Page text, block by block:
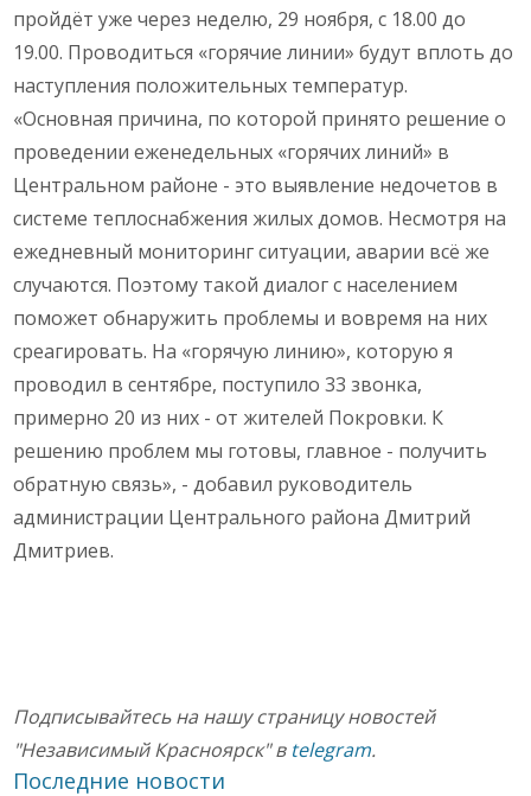
пройдёт уже через неделю, 29 ноября, с 18.00 до
19.00. Проводиться «горячие линии» будут вплоть до
наступления положительных температур.
«Основная причина, по которой принято решение о
проведении еженедельных «горячих линий» в
Центральном районе - это выявление недочетов в
системе теплоснабжения жилых домов. Несмотря на
ежедневный мониторинг ситуации, аварии всё же
случаются. Поэтому такой диалог с населением
поможет обнаружить проблемы и вовремя на них
среагировать. На «горячую линию», которую я
проводил в сентябре, поступило 33 звонка,
примерно 20 из них - от жителей Покровки. К
решению проблем мы готовы, главное - получить
обратную связь», - добавил руководитель
администрации Центрального района Дмитрий
Дмитриев.
Подписывайтесь на нашу страницу новостей
"Независимый Красноярск" в telegram.
Последние новости